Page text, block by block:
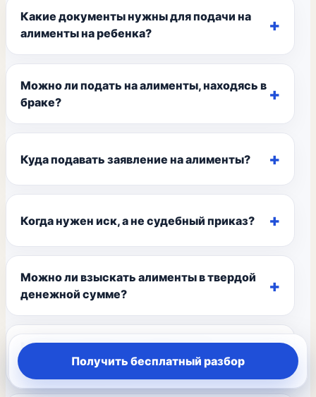
Какие документы нужны для подачи на
алименты на ребенка?
Можно ли подать на алименты, находясь в
браке?
Куда подавать заявление на алименты?
Когда нужен иск, а не судебный приказ?
Можно ли взыскать алименты в твердой
денежной сумме?
Можно ли подать на алименты за
прошлый период?
Получить бесплатный разбор